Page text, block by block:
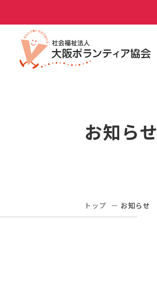
お知らせ
トップ お知らせ